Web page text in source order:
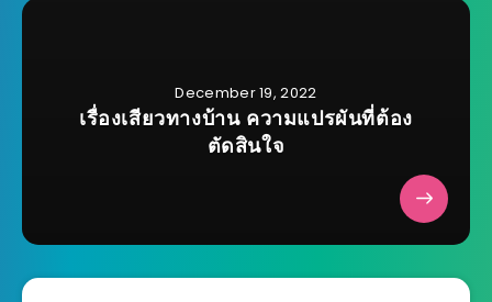
December 19, 2022
เรื่องเสียวทางบ้าน ความแปรผันที่ต้อง
ตัดสินใจ